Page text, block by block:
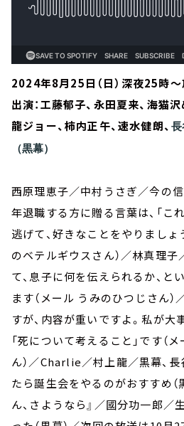
2024年8月25日（日）深夜25時
出演：工藤郁子、永田夏来、海猫
龍ジョー、柿内正午、速水健朗、 長
（黒幕）
西原理恵子／中村うさぎ／今の信
年退職する方に贈る言葉は、「こ
逃げて、好きなことをやりましょ
のベテルギウスさん）／林真理
て、息子に何を伝えられるか、と
ます（メール うみのひつじさん
すが、内容が重いですよ。私が大
「死について考えること」です（
ん）／Charlie／村上龍／黒幕、
たら誕生会をやるのがおすすめ（
ん、さようなら』／國分功一郎／